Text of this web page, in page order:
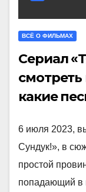
ВСЁ О ФИЛЬМАХ
Сериал
смотреть
какие
6 июля 2023,
Сундук!», в
простой
попадающий в